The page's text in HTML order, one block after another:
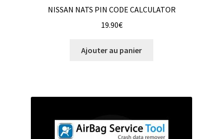
NISSAN NATS PIN CODE CALCULATOR
19.90€
Ajouter au panier